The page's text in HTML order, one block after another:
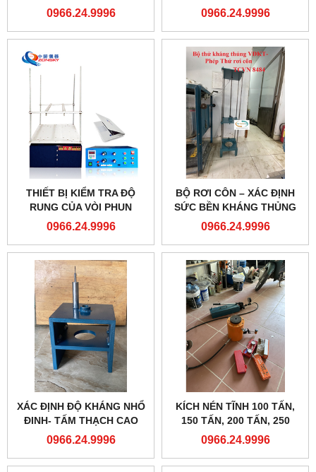
0966.24.9996 0966.24.9996
THIẾT BỊ KIỂM TRA ĐỘ
RUNG CỦA VÒI PHUN
NƯỚC- ZONSKY
0966.24.9996
BỘ RƠI CÔN – XÁC ĐỊNH
SỨC BỀN KHÁNG THỦNG
CỦA VẢI ĐỊA KỸ THUẬT
0966.24.9996
XÁC ĐỊNH ĐỘ KHÁNG NHỔ
ĐINH- TẤM THẠCH CAO
0966.24.9996
KÍCH NÉN TĨNH 100 TẤN,
150 TẤN, 200 TẤN, 250
TẤN...
0966.24.9996